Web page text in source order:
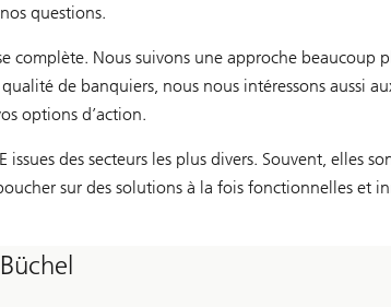
questions.
Nous suivons une approche beaucoup
de banquiers, nous nous intéressons aussi
options d’action.
des secteurs les plus divers. Souvent, elles
sur des solutions à la fois fonctionnelles et